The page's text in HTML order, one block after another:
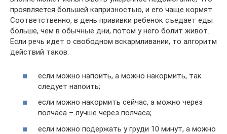
проявляется большей капризностью, и его чаще кормят.
Соответственно, в день прививки ребенок съедает еды
больше, чем в обычные дни, потом у него болит живот.
Если речь идет о свободном вскармливании, то алгоритм
действий таков:
если можно напоить, а можно накормить, так
следует напоить;
если можно накормить сейчас, а можно через
полчаса – лучше через полчаса;
если можно подержать у груди 10 минут, а можно